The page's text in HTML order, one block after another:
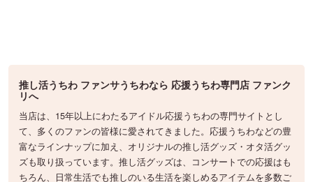
推し活うちわ ファンサうちわなら 応援うちわ専門店 ファンク
リへ
当店は、15年以上にわたるアイドル応援うちわの専門サイトとし
て、多くのファンの皆様に愛されてきました。応援うちわなどの豊
富なラインナップに加え、オリジナルの推し活グッズ・オタ活グッ
ズも取り扱っています。推し活グッズは、コンサートでの応援はも
ちろん、日常生活でも推しのいる生活を楽しめるアイテムを多数ご